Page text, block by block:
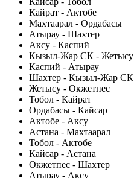
Кайрат - Актобе
Махтаарал - Ордабасы
Атырау - Шахтер
Аксу - Каспий
Кызыл-Жар СК - Жетысу
Каспий - Атырау
Шахтер - Кызыл-Жар СК
Жетысу - Окжетпес
Тобол - Кайрат
Ордабасы - Кайсар
Актобе - Аксу
Астана - Махтаарал
Тобол - Актобе
Кайсар - Астана
Окжетпес - Шахтер
Атырау - Аксу